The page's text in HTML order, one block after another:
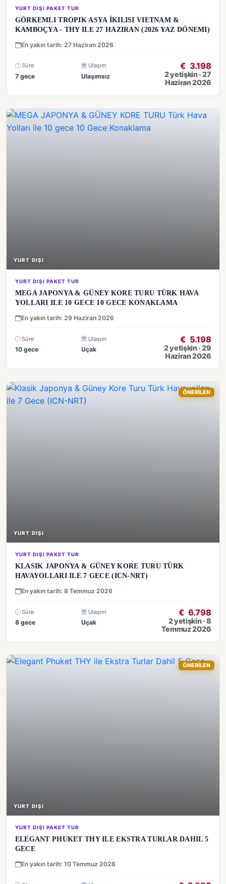
YURT DIŞI PAKET TUR
GÖRKEMLI TROPIK ASYA İKILISI VIETNAM &
KAMBOÇYA - THY ILE 27 HAZIRAN (2026 YAZ DÖNEMI)
En yakın tarih: 27 Haziran 2026
Süre
7 gece
Ulaşım
Ulaşımsız
€ 3.198
2 yetişkin · 27
Haziran 2026
YURT DIŞI
YURT DIŞI PAKET TUR
MEGA JAPONYA & GÜNEY KORE TURU TÜRK HAVA
YOLLARI ILE 10 GECE 10 GECE KONAKLAMA
En yakın tarih: 29 Haziran 2026
Süre
10 gece
Ulaşım
Uçak
€ 5.198
2 yetişkin · 29
Haziran 2026
YURT DIŞI
ÖNERİLEN
YURT DIŞI PAKET TUR
KLASIK JAPONYA & GÜNEY KORE TURU TÜRK
HAVAYOLLARI ILE 7 GECE (ICN-NRT)
En yakın tarih: 8 Temmuz 2026
Süre
8 gece
Ulaşım
Uçak
€ 6.798
2 yetişkin · 8
Temmuz 2026
YURT DIŞI
ÖNERİLEN
YURT DIŞI PAKET TUR
ELEGANT PHUKET THY ILE EKSTRA TURLAR DAHIL 5
GECE
En yakın tarih: 10 Temmuz 2026